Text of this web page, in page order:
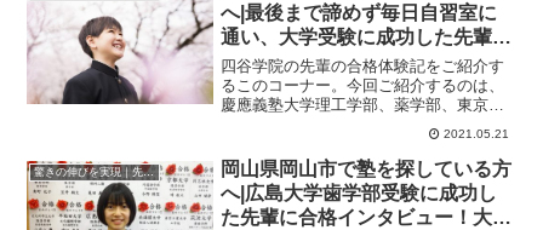
へ|最後まで諦めず毎日自習室に
通い、大学受験に成功した先輩に
インタビュー！大学受験予備校四
谷学院
四谷学院の先輩の合格体験記をご紹介す
るこのコーナー。今回ご紹介するのは、
慶應義塾大学理工学部、薬学部、東京理
科大学理学部第一部に合格したくんのス
2021.05.21
驚きの伸びを実現｜先輩列伝
岡山県岡山市で塾を探している方
へ|広島大学歯学部受験に成功し
た先輩に合格インタビュー！大学